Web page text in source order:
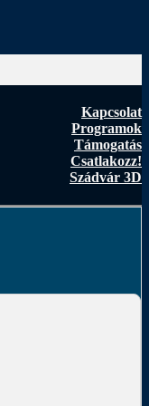
Kapcsolat
Programok
Támogatás
Csatlakozz!
Szádvár 3D